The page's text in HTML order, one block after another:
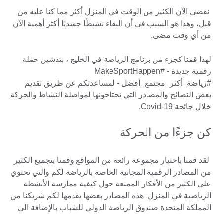
نقضي الآن الكثير من الوقت في المنزل أكثر مما كنا عليه من
قبل، وهذا هو السبب في أن البقاء نشيطًا جسديًا أكثر أهمية الآن
من أي وقت مضى.
لهذا قمنا كجزء من برنامج الرياضة في الخليج ، بتدشين حملة
رقمية جديدة - #MakeSportHappen
#رياضة_أكثر_مجتمع_أفضل - لمساعدتكم عن طريق تقديم
بعض النصائح والمصادر التي تحتاجونها لمواصلة النشاط والحركة
خلال جائحة Covid-19.
كن جزءًا من الحركة
لقد قمنا باختيار مجموعة رائعة من المواقع وقمنا بتجميع الكثير
من المصادر الرقمية المجانية الخاصة بالرياضة لكم والتي تحتوي
على الكثير من الأفكار الممتعة حول كيفية ممارسة الأنشطة
الرياضية في المنزل، هذه المصادر بعضها يقدمها لكم شريكنا من
المملكة المتحدة صندوق الرياضة الدولي للشباب بالإضافة الى